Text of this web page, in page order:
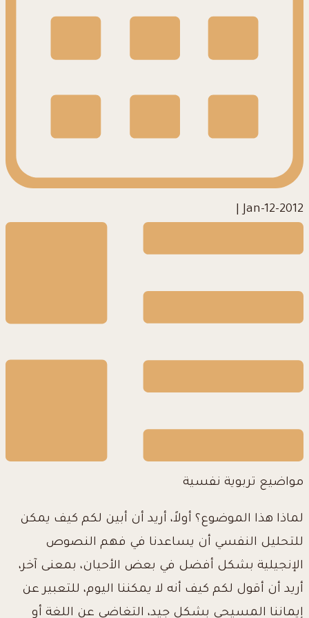
2012-Jan-12
مواضيع تربوية نفسية
لماذا هذا الموضوع؟ أولاً، أريد أن أبين لكم كيف يمكن
للتحليل النفسي أن يساعدنا في فهم النصوص
الإنجيلية بشكل أفضل في بعض الأحيان، بمعنى آخر،
أريد أن أقول لكم كيف أنه لا يمكننا اليوم، للتعبير عن
إيماننا المسيحي بشكل جيد، التغاضي عن اللغة أو